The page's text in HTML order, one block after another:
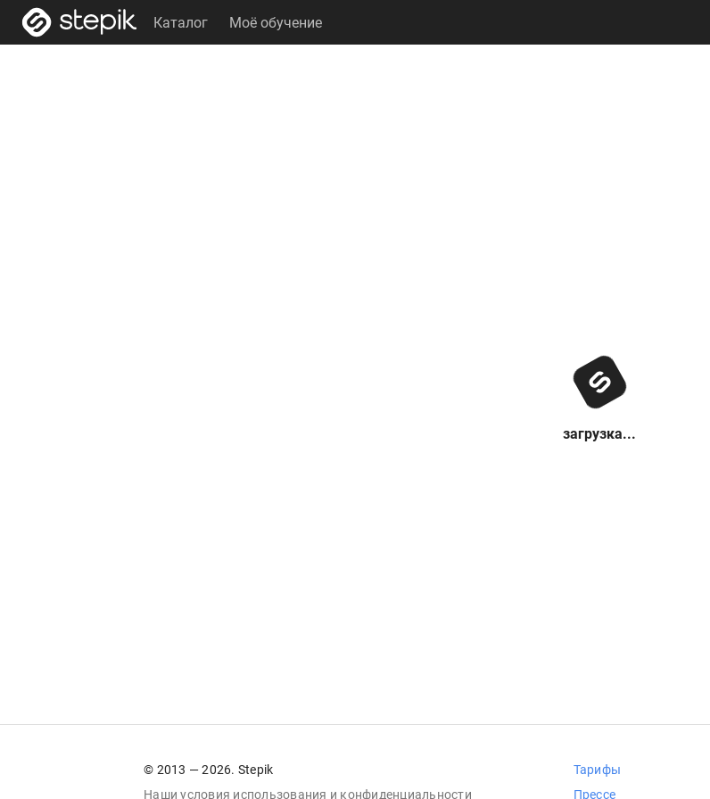
Каталог Моё обучение
загрузка...
© 2013 — 2026. Stepik
Наши условия использования и конфиденциальности
Тарифы
Прессе